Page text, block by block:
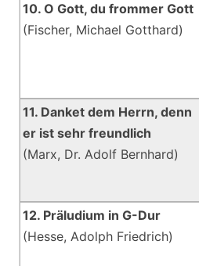
10. O Gott, du frommer Gott
(Fischer, Michael Gotthard)
11. Danket dem Herrn, denn
er ist sehr freundlich
(Marx, Dr. Adolf Bernhard)
12. Präludium in G-Dur
(Hesse, Adolph Friedrich)